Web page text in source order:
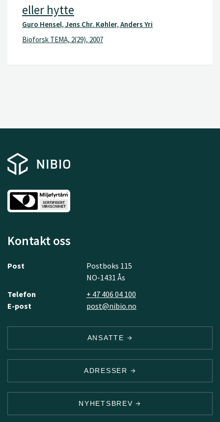
eller hytte
Guro Hensel, Jens Chr. Køhler, Anders Yri
Bioforsk TEMA, 2(29), 2007
Kontakt oss
Post
Postboks 115
NO-1431 Ås
Telefon
+ 47 406 04 100
E-post
post@nibio.no
ANSATTE
ADRESSER
NYHETSBREV